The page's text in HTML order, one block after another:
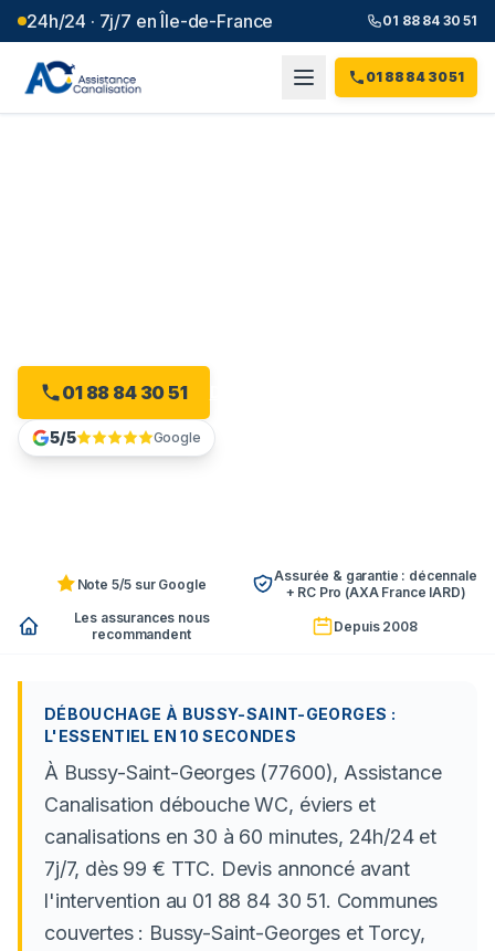
24h/24 · 7j/7 en Île-de-France 01 88 84 30 51
01 88 84 30 51
01 88 84 30 51
5/5 Google
Note 5/5 sur Google
Assurée & garantie : décennale
+ RC Pro (AXA France IARD)
Les assurances nous
recommandent
Depuis 2008
DÉBOUCHAGE À BUSSY-SAINT-GEORGES :
L'ESSENTIEL EN 10 SECONDES
À Bussy-Saint-Georges (77600), Assistance
Canalisation débouche WC, éviers et
canalisations en 30 à 60 minutes, 24h/24 et
7j/7, dès 99 € TTC. Devis annoncé avant
l'intervention au 01 88 84 30 51. Communes
couvertes : Bussy-Saint-Georges et Torcy,